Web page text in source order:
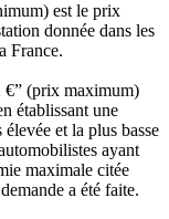
est le prix
donnée dans les
France.
(prix maximum)
établissant une
et la plus basse
ayant
maximale citée
a été faite.